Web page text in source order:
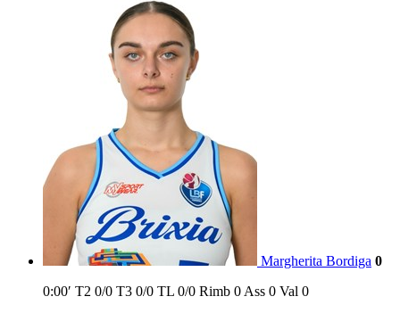
Margherita Bordiga 0
0:00′ T2 0/0 T3 0/0 TL 0/0 Rimb 0 Ass 0 Val 0